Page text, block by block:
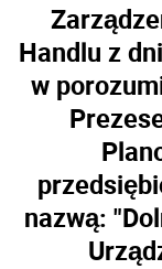
Handlu z
w
nazwą: